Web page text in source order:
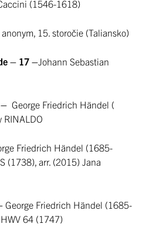
(1546-1618)
anonym, 15. storočie (Taliansko)
– 17 – Johann Sebastian
– George Friedrich Händel (
Friedrich Händel (1685-
(1738), arr. (2015) Jana
George Friedrich Händel (1685-
64 (1747)